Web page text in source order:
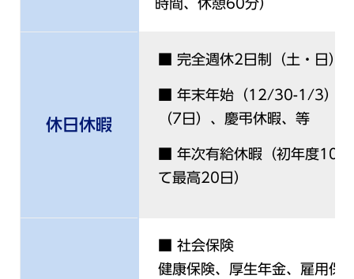
時間、休憩60分）
休日休暇
■ 完全週休2日制（土・日）
■ 年末年始（12/30-1/3）、
（7日）、慶弔休暇、等
■ 年次有給休暇（初年度10
て最高20日）
■ 社会保険
健康保険、厚生年金、雇用保